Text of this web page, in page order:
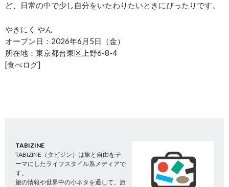
ど、日常の中で少し自分をいたわりたいときにぴったりです。
やきにく やん
オープン日：2026年6月5日（金）
所在地：東京都台東区上野6-8-4
[食べログ]
TABIZINE
TABIZINE（タビジン）は旅と自由をテ
ーマにしたライフスタイル系メディアで
す。
旅の情報や世界中の小ネタを通して、旅